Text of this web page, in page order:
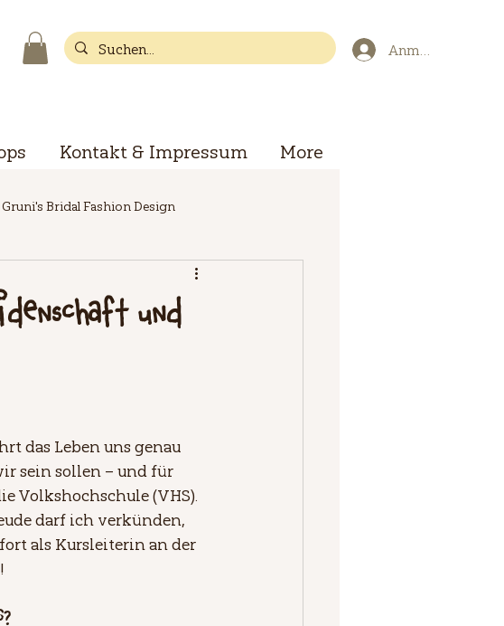
Anmelden
Kontakt & Impressum More
Gruni's Bridal Fashion Design
und
das Leben uns genau
sein sollen – und für
Volkshochschule (VHS).
darf ich verkünden,
als Kursleiterin an der